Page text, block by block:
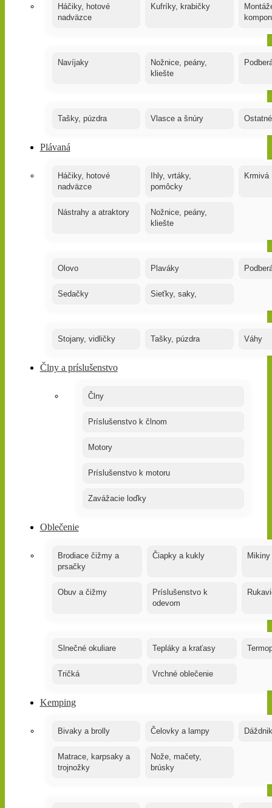
Háčiky, hotové
nadväzce
Kufríky, krabičky
Navíjaky
Nožnice, peány,
kliešte
Tašky, púzdra Vlasce a šnúry
Plávaná
Háčiky, hotové
nadväzce
Ihly, vrtáky,
pomôcky
Krmivá
Nástrahy a atraktory
Nožnice, peány,
kliešte
Olovo Plaváky
Sedačky Sieťky, saky,
Stojany, vidličky Tašky, púzdra Váhy
Člny a príslušenstvo
Člny
Príslušenstvo k člnom
Motory
Príslušenstvo k motoru
Zavážacie loďky
Oblečenie
Brodiace čižmy a
prsačky
Čiapky a kukly Mikiny
Obuv a čižmy
Príslušenstvo k
odevom
Slnečné okuliare Tepláky a kraťasy
Tričká Vrchné oblečenie
Kemping
Bivaky a brolly Čelovky a lampy
Matrace, karpsaky a
trojnožky
Nože, mačety,
brúsky